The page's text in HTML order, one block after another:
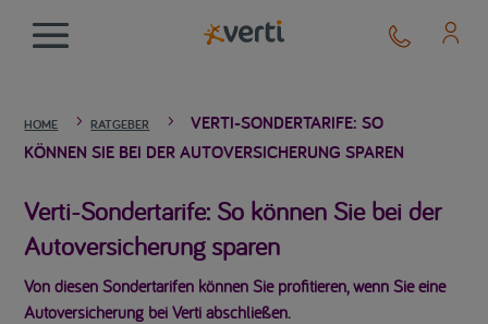
HOME 5 RATGEBER 5
VERTI-SONDERTARIFE: SO
KÖNNEN SIE BEI DER AUTOVERSICHERUNG SPAREN
Verti-Sondertarife: So können Sie bei der
Autoversicherung sparen
Von diesen Sondertarifen können Sie profitieren, wenn Sie eine
Autoversicherung bei Verti abschließen.